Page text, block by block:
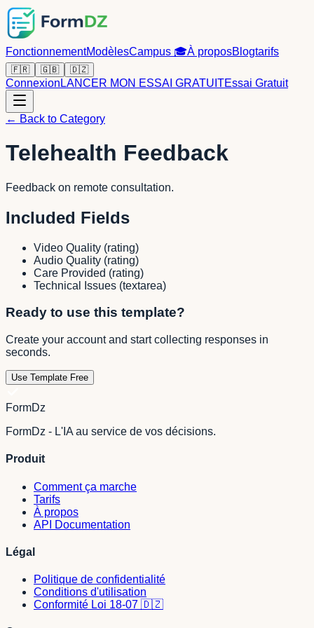
FonctionnementModèlesCampus 🎓À proposBlogtarifs
🇫🇷 🇬🇧 🇩🇿
Connexion LANCER MON ESSAI GRATUITEssai Gratuit
← Back to Category
Telehealth Feedback
Feedback on remote consultation.
Included Fields
Video Quality (rating)
Audio Quality (rating)
Care Provided (rating)
Technical Issues (textarea)
Ready to use this template?
Create your account and start collecting responses in
seconds.
Use Template Free
FormDz
FormDz - L'IA au service de vos décisions.
Produit
Comment ça marche
Tarifs
À propos
API Documentation
Légal
Politique de confidentialité
Conditions d'utilisation
Conformité Loi 18-07 🇩🇿